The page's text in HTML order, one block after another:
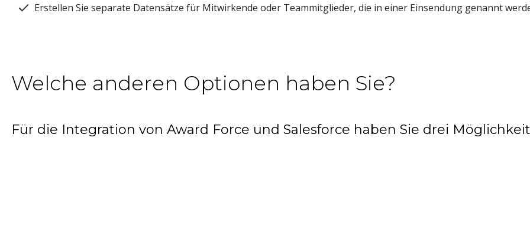
Erstellen Sie separate Datensätze für Mitwirkende oder Teammitglieder, die in einer Einsendung genannt
Welche anderen Optionen haben Sie?
Für die Integration von Award Force und Salesforce haben Sie drei